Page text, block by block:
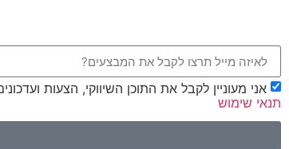
אני מעוניין לקבל את התוכן השיווקי, הצעות
תנאי שימוש